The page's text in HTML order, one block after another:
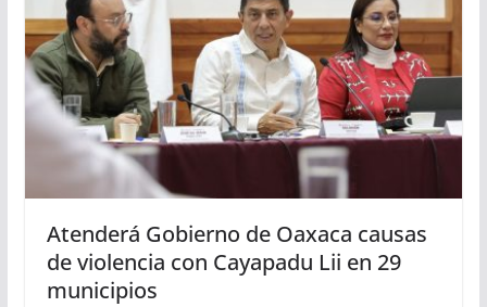
Atenderá Gobierno de Oaxaca causas
de violencia con Cayapadu Lii en 29
municipios